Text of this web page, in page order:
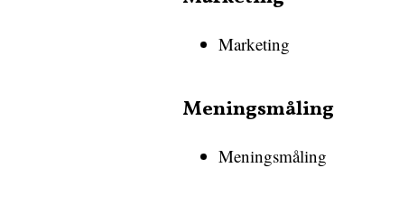
Marketing
Meningsmåling
Meningsmåling